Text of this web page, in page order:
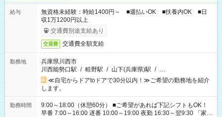
給与
無資格未経験：時給1400円～ ■週払いOK ■扶養内OK ■日
収1万1200円以上
交通費別途支給あり
交通費 交通費全額支給
勤務地
兵庫県川西市
川西能勢口駅 / 畦野駅 / 山下(兵庫県)駅 / …
≪自宅からドアtoドアで30分以内！≫ご希望の勤務地を紹介
します。
勤務時間
9:00～18:00（休憩60分） ■ご希望があれば下記シフトもOK！
早番 7:00～16:00 遅番 10:00～19:00 夜勤 16:30～翌9:30 「家族